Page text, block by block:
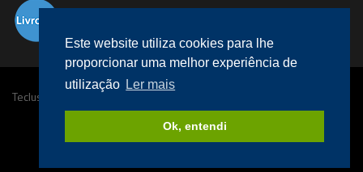
Este website utiliza cookies para lhe
proporcionar uma melhor experiência de
utilização Ler mais
Ok, entendi
Teclusa © 2016 Todos os direitos reservados.
Desenvolvido por